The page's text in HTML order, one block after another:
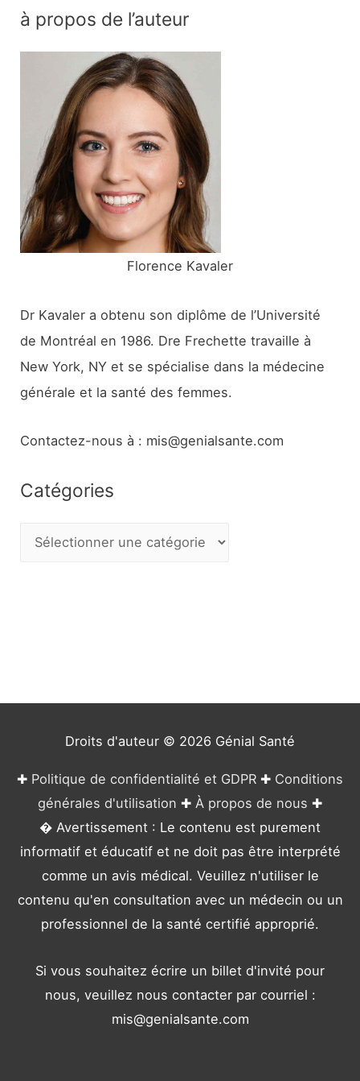
h
:
à propos de l’auteur
Florence Kavaler
Dr Kavaler a obtenu son diplôme de l’Université
de Montréal en 1986. Dre Frechette travaille à
New York, NY et se spécialise dans la médecine
générale et la santé des femmes.
Contactez-nous à : mis@genialsante.com
Catégories
Droits d'auteur © 2026 Génial Santé
✚ Politique de confidentialité et GDPR ✚ Conditions
générales d'utilisation ✚ À propos de nous ✚
� Avertissement : Le contenu est purement
informatif et éducatif et ne doit pas être interprété
comme un avis médical. Veuillez n'utiliser le
contenu qu'en consultation avec un médecin ou un
professionnel de la santé certifié approprié.
Si vous souhaitez écrire un billet d'invité pour
nous, veuillez nous contacter par courriel :
mis@genialsante.com